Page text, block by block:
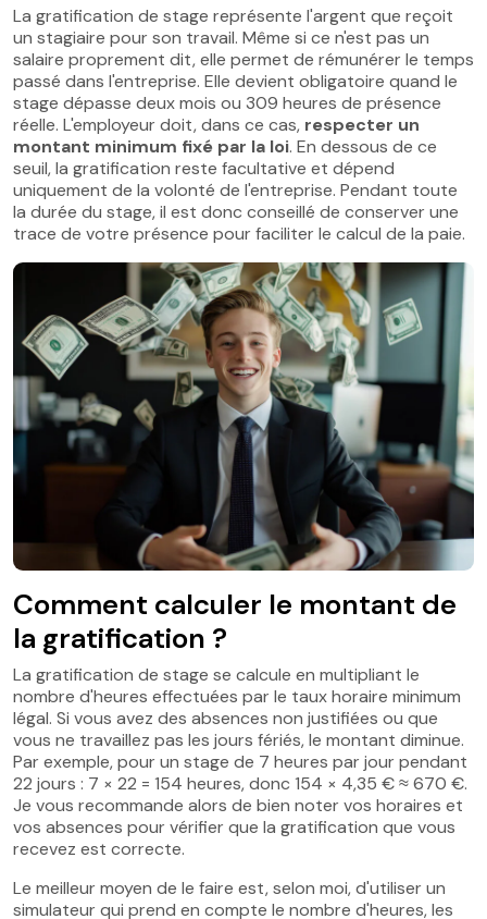
La gratification de stage représente l'argent que reçoit
un stagiaire pour son travail. Même si ce n'est pas un
salaire proprement dit, elle permet de rémunérer le temps
passé dans l'entreprise. Elle devient obligatoire quand le
stage dépasse deux mois ou 309 heures de présence
réelle. L'employeur doit, dans ce cas, respecter un
montant minimum fixé par la loi. En dessous de ce
seuil, la gratification reste facultative et dépend
uniquement de la volonté de l'entreprise. Pendant toute
la durée du stage, il est donc conseillé de conserver une
trace de votre présence pour faciliter le calcul de la paie.
Comment calculer le montant de
la gratification ?
La gratification de stage se calcule en multipliant le
nombre d'heures effectuées par le taux horaire minimum
légal. Si vous avez des absences non justifiées ou que
vous ne travaillez pas les jours fériés, le montant diminue.
Par exemple, pour un stage de 7 heures par jour pendant
22 jours : 7 × 22 = 154 heures, donc 154 × 4,35 € ≈ 670 €.
Je vous recommande alors de bien noter vos horaires et
vos absences pour vérifier que la gratification que vous
recevez est correcte.
Le meilleur moyen de le faire est, selon moi, d'utiliser un
simulateur qui prend en compte le nombre d'heures, les